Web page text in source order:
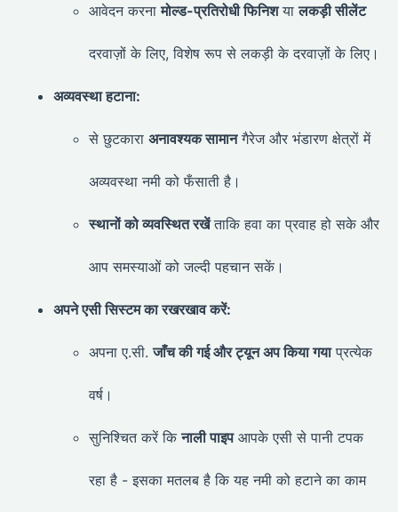
आवेदन करनामोल्ड-प्रतिरोधी फिनिशयालकड़ी सीलेंट
दरवाज़ों के लिए, विशेष रूप से लकड़ी के दरवाज़ों के लिए।
अव्यवस्था हटाना:
से छुटकारा अनावश्यक सामानगैरेज और भंडारण क्षेत्रों में
अव्यवस्था नमी को फँसाती है।
स्थानों को व्यवस्थित रखेंताकि हवा का प्रवाह हो सके और
आप समस्याओं को जल्दी पहचान सकें।
अपने एसी सिस्टम का रखरखाव करें:
अपना ए.सी.जाँच की गई और ट्यून अप किया गयाप्रत्येक
वर्ष।
सुनिश्चित करें किनाली पाइपआपके एसी से पानी टपक
रहा है - इसका मतलब है कि यह नमी को हटाने का काम